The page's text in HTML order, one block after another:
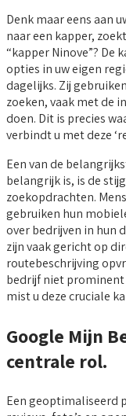
Denk maar eens aan
naar een kapper,
“kapper Ninove”? De
opties in uw eigen
dagelijks. Zij
zoeken, vaak met de
doen. Dit is precies
verbindt u met deze
Een van de
belangrijk is, is de
zoekopdrachten.
gebruiken hun
over bedrijven in hun
zijn vaak gericht op
routebeschrijving
bedrijf niet
mist u deze cruciale
Google Mijn
centrale rol.
Een geoptimaliseerd